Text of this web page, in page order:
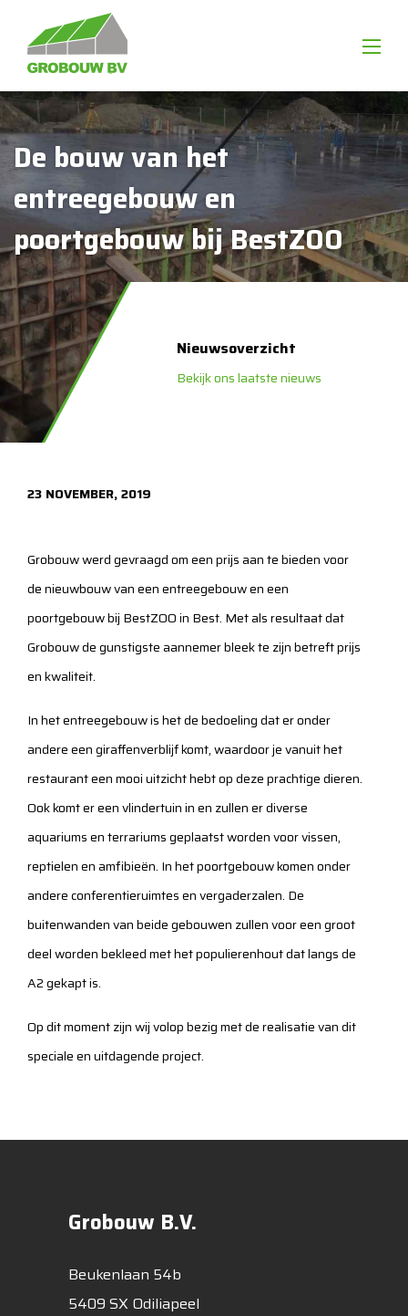
De bouw van het
entreegebouw en
poortgebouw bij BestZOO
Nieuwsoverzicht
Bekijk ons laatste nieuws
23 NOVEMBER, 2019
Grobouw werd gevraagd om een prijs aan te bieden voor
de nieuwbouw van een entreegebouw en een
poortgebouw bij BestZOO in Best. Met als resultaat dat
Grobouw de gunstigste aannemer bleek te zijn betreft prijs
en kwaliteit.
In het entreegebouw is het de bedoeling dat er onder
andere een giraffenverblijf komt, waardoor je vanuit het
restaurant een mooi uitzicht hebt op deze prachtige dieren.
Ook komt er een vlindertuin in en zullen er diverse
aquariums en terrariums geplaatst worden voor vissen,
reptielen en amfibieën. In het poortgebouw komen onder
andere conferentieruimtes en vergaderzalen. De
buitenwanden van beide gebouwen zullen voor een groot
deel worden bekleed met het populierenhout dat langs de
A2 gekapt is.
Op dit moment zijn wij volop bezig met de realisatie van dit
speciale en uitdagende project.
Grobouw B.V.
Beukenlaan 54b
5409 SX Odiliapeel